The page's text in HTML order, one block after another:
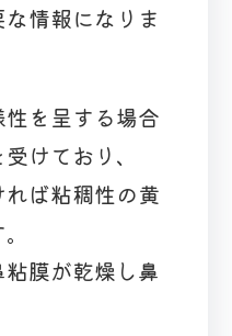
情報になりま
を呈する場合
けており、
れば粘稠性の黄
膜が乾燥し鼻